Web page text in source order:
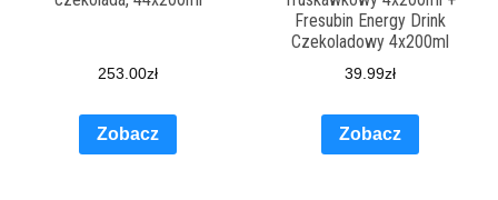
253.00zł
Zobacz
Fresubin Energy Drink
Czekoladowy 4x200ml
39.99zł
Zobacz